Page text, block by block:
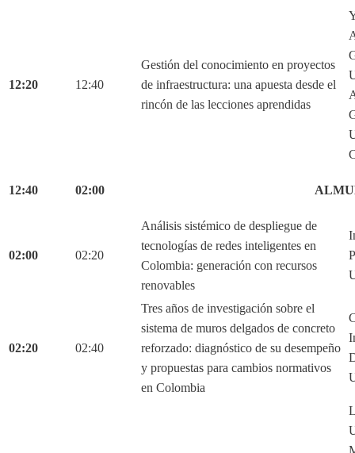
12:20 12:40
Gestión del conocimiento en proyectos
de infraestructura: una apuesta desde el
rincón de las lecciones aprendidas
12:40 02:00
02:00 02:20
Análisis sistémico de despliegue de
tecnologías de redes inteligentes en
Colombia: generación con recursos
renovables
02:20 02:40
Tres años de investigación sobre el
sistema de muros delgados de concreto
reforzado: diagnóstico de su desempeño
y propuestas para cambios normativos
en Colombia